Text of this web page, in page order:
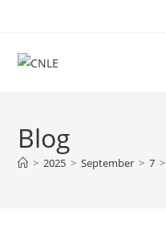
content
Blog
> 2025 > September > 7 >